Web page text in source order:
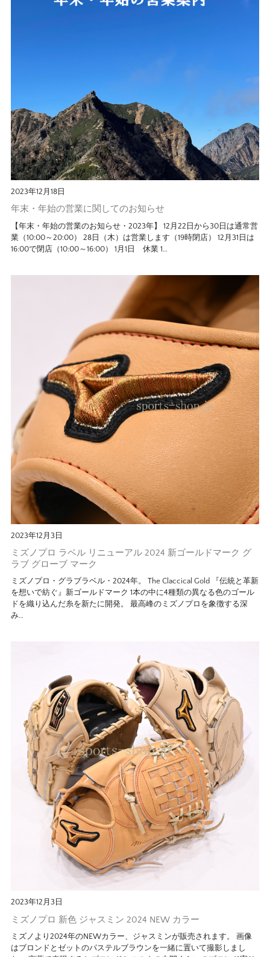
2023年12月18日
年末・年始の営業に関してのお知らせ
【年末・年始の営業のお知らせ・2023年】 12月22日から30日は通常営
業（10:00～20:00） 28日（木）は営業します（19時閉店） 12月31日は
16:00で閉店（10:00～16:00） 1月1日 休業 1…
2023年12月3日
ミズノプロ ラベル リニューアル 2024 新ゴールドマーク グ
ラブ グローブ マーク
ミズノプロ・グラブラベル・2024年。 The Claccical Gold 『伝統と革新
を想いで紡ぐ』新ゴールドマーク 1本の中に4種類の異なる色のゴール
ドを織り込んだ糸を新たに開発。 最高峰のミズノプロを象徴する深
み…
2023年12月3日
ミズノプロ 新色 ジャスミン 2024 NEW カラー
ミズノより2024年のNEWカラー、ジャスミンが販売されます。 画像
はブロンドとゼットのパステルブラウンを一緒に置いて撮影しまし